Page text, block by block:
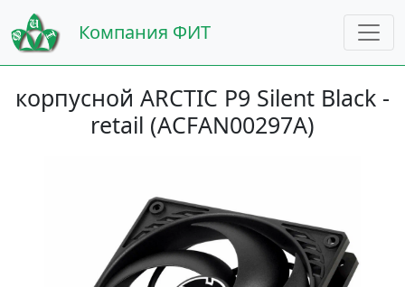
Компания ФИТ
корпусной ARCTIC P9 Silent Black -
retail (ACFAN00297A)